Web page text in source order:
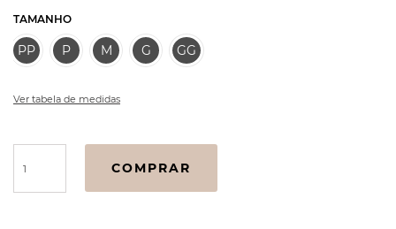
TAMANHO
PP P M G GG
Ver tabela de medidas
Flamenca
Bromélia
COMPRAR